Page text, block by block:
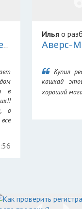
Склад Контрактных Деталей 78
в
в
Илья о
Купил
кашкай
хороший